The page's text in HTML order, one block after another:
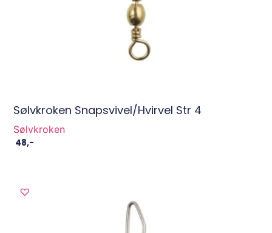
Sølvkroken Snapsvivel/hvirvel Str 4
Sølvkroken
48,-